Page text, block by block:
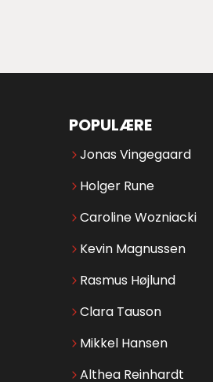
POPULÆRE
Jonas Vingegaard
Holger Rune
Caroline Wozniacki
Kevin Magnussen
Rasmus Højlund
Clara Tauson
Mikkel Hansen
Althea Reinhardt